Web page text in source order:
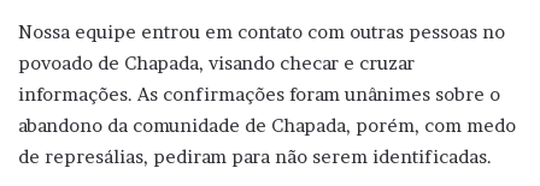
Nossa equipe entrou em contato com outras pessoas no
povoado de Chapada, visando checar e cruzar
informações. As confirmações foram unânimes sobre o
abandono da comunidade de Chapada, porém, com medo
de represálias, pediram para não serem identificadas.